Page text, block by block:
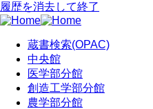
履歴を消去して終了
蔵書検索(OPAC)
中央館
医学部分館
創造工学部分館
農学部分館